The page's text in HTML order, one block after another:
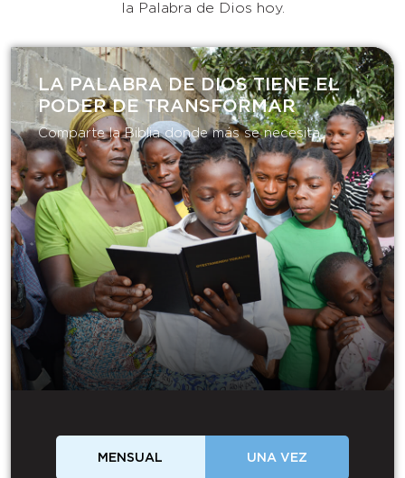
la Palabra de Dios hoy.
LA PALABRA DE DIOS TIENE EL
PODER DE TRANSFORMAR​
Comparte la Biblia donde más se necesita.
MENSUAL UNA VEZ